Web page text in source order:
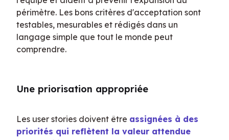
périmètre. Les bons critères d'acceptation sont
testables, mesurables et rédigés dans un
langage simple que tout le monde peut
comprendre.
Une priorisation appropriée
Les user stories doivent être assignées à des
priorités qui reflètent la valeur attendue